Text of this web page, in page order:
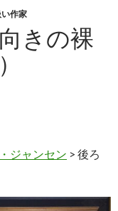
作家
きの裸
ジャンセン > 後ろ